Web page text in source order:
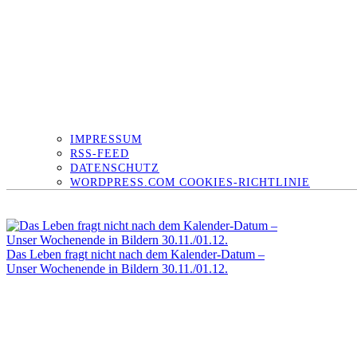
IMPRESSUM
RSS-FEED
DATENSCHUTZ
WORDPRESS.COM COOKIES-RICHTLINIE
Das Leben fragt nicht nach dem Kalender-Datum –
Unser Wochenende in Bildern 30.11./01.12.